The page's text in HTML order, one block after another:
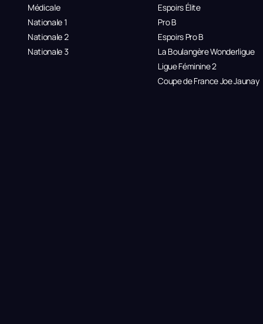
Médicale
Nationale 1
Nationale 2
Nationale 3
Espoirs Élite
Pro B
Espoirs Pro B
La Boulangère Wonderligue
Ligue Féminine 2
Coupe de France Joe Jaunay